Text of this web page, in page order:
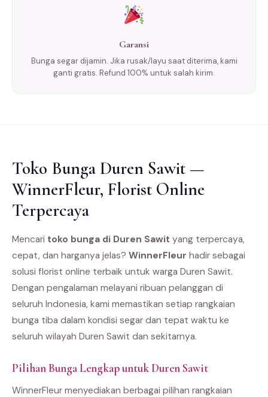
Garansi
Bunga segar dijamin. Jika rusak/layu saat diterima, kami
ganti gratis. Refund 100% untuk salah kirim.
Toko Bunga Duren Sawit —
WinnerFleur, Florist Online
Terpercaya
Mencari toko bunga di Duren Sawit yang terpercaya,
cepat, dan harganya jelas? WinnerFleur hadir sebagai
solusi florist online terbaik untuk warga Duren Sawit.
Dengan pengalaman melayani ribuan pelanggan di
seluruh Indonesia, kami memastikan setiap rangkaian
bunga tiba dalam kondisi segar dan tepat waktu ke
seluruh wilayah Duren Sawit dan sekitarnya.
Pilihan Bunga Lengkap untuk Duren Sawit
WinnerFleur menyediakan berbagai pilihan rangkaian